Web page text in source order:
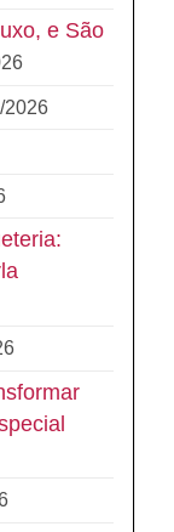
e São
2026